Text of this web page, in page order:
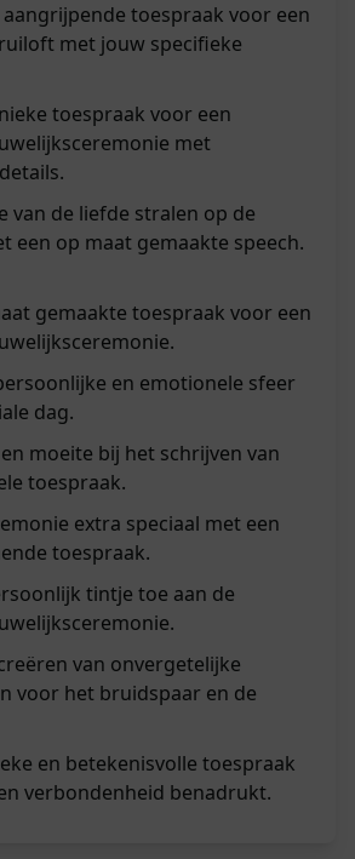
toespraak voor een
met jouw specifieke
toespraak voor een
met
van de liefde stralen op de
een op maat gemaakte speech.
gemaakte toespraak voor een
en emotionele sfeer
dag.
moeite bij het schrijven van
toespraak.
extra speciaal met een
toespraak.
tintje toe aan de
van onvergetelijke
voor het bruidspaar en de
en betekenisvolle toespraak
verbondenheid benadrukt.